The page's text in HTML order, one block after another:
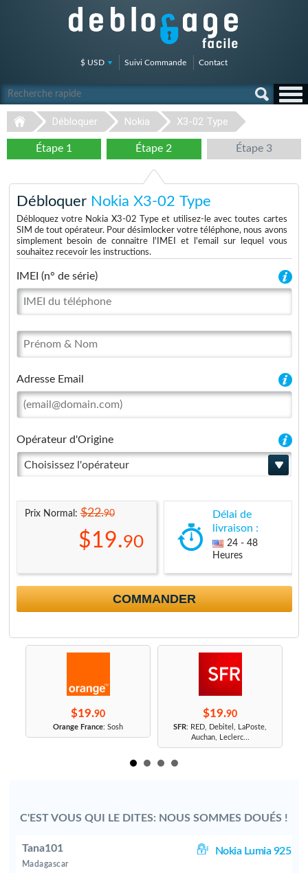
$ USD Suivi Commande Contact
Débloquer Nokia X3-02 Type
Étape 1 Étape 2 Étape 3
Débloquer Nokia X3-02 Type
Débloquez votre Nokia X3-02 Type et utilisez-le avec toutes cartes
SIM de tout opérateur. Pour désimlocker votre téléphone, nous avons
simplement besoin de connaitre l'IMEI et l'email sur lequel vous
souhaitez recevoir les instructions.
IMEI (n° de série)
Adresse Email
Opérateur d'Origine
Choisissez l'opérateur
Prix Normal:$22.90
$19.90
Délai de
livraison :
24 - 48
Heures
COMMANDER
$19.90
Orange France: Sosh
$19.90
SFR: RED, Debitel, LaPoste,
Auchan, Leclerc...
C'EST VOUS QUI LE DITES: NOUS SOMMES DOUÉS !
Tana101 Nokia Lumia 925
Madagascar